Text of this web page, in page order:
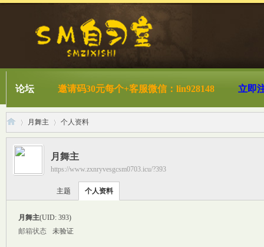
论坛 邀请码30元每个+客服微信：lin928148 立即
›
月舞主
›
个人资料
月舞主
https://www.zxnryvesgcsm0703.icu/?393
主题 个人资料
月舞主(UID: 393)
邮箱状态
未验证